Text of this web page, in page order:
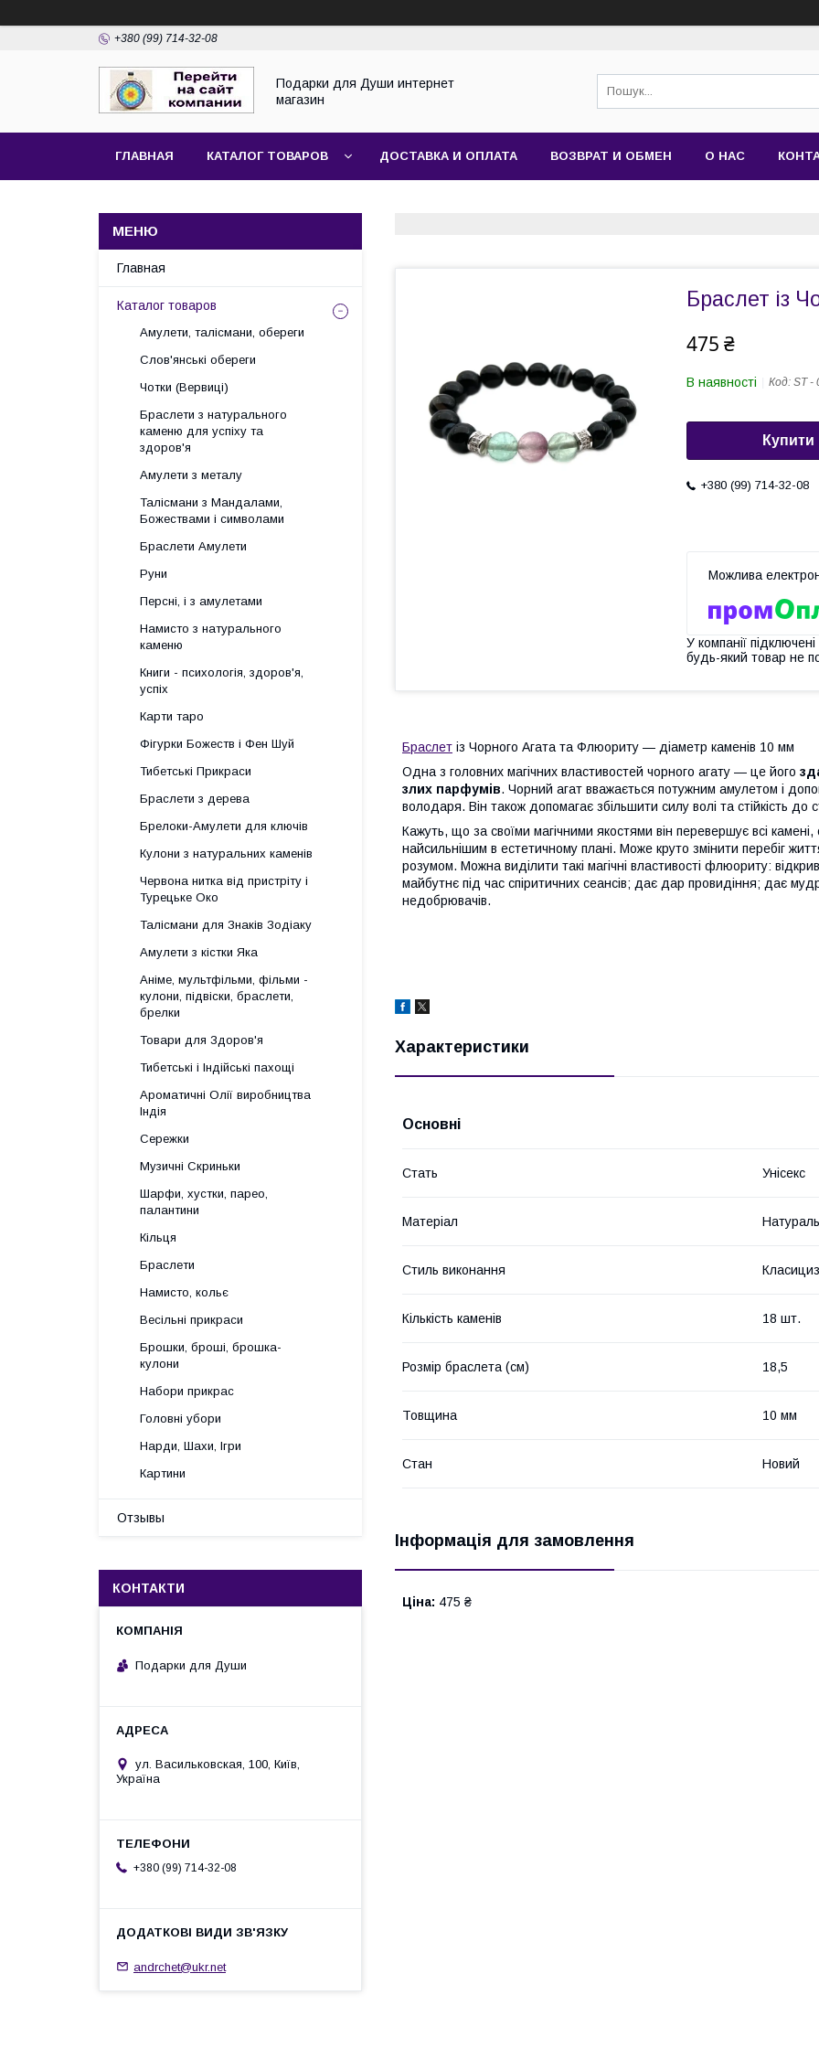
+380 (99) 714-32-08
Подарки для Души интернет
магазин
ГЛАВНАЯ КАТАЛОГ ТОВАРОВ ДОСТАВКА И ОПЛАТА ВОЗВРАТ И ОБМЕН О НАС
Браслет із
475 ₴
В наявності Код: ST -
Купити
+380 (99) 714-32-08
У компанії
будь-який товар не
Браслет із Чорного Агата та Флюориту — діаметр каменів 10 мм
Одна з головних магічних властивостей чорного агату — це його
злих парфумів. Чорний агат вважається потужним амулетом і
володаря. Він також допомагає збільшити силу волі та стійкість до
Кажуть, що за своїми магічними якостями він перевершує всі камені,
найсильнішим в естетичному плані. Може круто змінити перебіг
розумом. Можна виділити такі магічні властивості флюориту:
майбутнє під час спіритичних сеансів; дає дар провидіння; дає
недобрювачів.
Характеристики
Основні
Стать Унісекс
Матеріал
Стиль виконання
Кількість каменів 18 шт.
Розмір браслета (см) 18,5
Товщина 10 мм
Стан Новий
Інформація для замовлення
Ціна: 475 ₴
Главная
Каталог товаров
Амулети, талісмани, обереги
Слов'янські обереги
Чотки (Вервиці)
Браслети з натурального
каменю для успіху та
здоров'я
Амулети з металу
Талісмани з Мандалами,
Божествами і символами
Браслети Амулети
Руни
Персні, і з амулетами
Намисто з натурального
каменю
Книги - психологія, здоров'я,
успіх
Карти таро
Фігурки Божеств і Фен Шуй
Тибетські Прикраси
Браслети з дерева
Брелоки-Амулети для ключів
Кулони з натуральних каменів
Червона нитка від пристріту і
Турецьке Око
Талісмани для Знаків Зодіаку
Амулети з кістки Яка
Аніме, мультфільми, фільми -
кулони, підвіски, браслети,
брелки
Товари для Здоров'я
Тибетські і Індійські пахощі
Ароматичні Олії виробництва
Індія
Сережки
Музичні Скриньки
Шарфи, хустки, парео,
палантини
Кільця
Браслети
Намисто, кольє
Весільні прикраси
Брошки, броші, брошка-
кулони
Набори прикрас
Головні убори
Нарди, Шахи, Ігри
Картини
Отзывы
КОНТАКТИ
Подарки для Души
ул. Васильковская, 100, Київ,
Україна
+380 (99) 714-32-08
andrchet@ukr.net